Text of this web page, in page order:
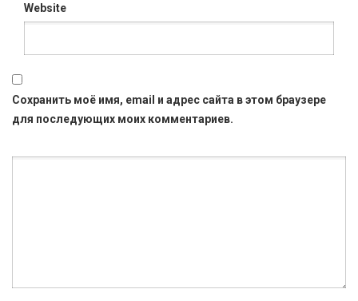
Website
Сохранить моё имя, email и адрес сайта в этом браузере
для последующих моих комментариев.